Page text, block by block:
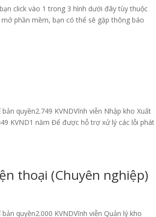
click vào 1 trong 3 hình dưới đây tùy thuộc
mở phần mềm, bạn có thể sẽ gặp thông báo
quyền2.749 KVNDVĩnh viễn Nhập kho Xuất
KVND1 năm Để được hỗ trợ xử lý các lỗi phát
thoại (Chuyên nghiệp)
quyền2.000 KVNDVĩnh viễn Quản lý kho